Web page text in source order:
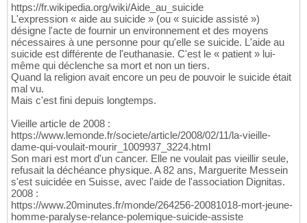
https://fr.wikipedia.org/wiki/Aide_au_suicide
L'expression « aide au suicide » (ou « suicide assisté »)
désigne l'acte de fournir un environnement et des moyens
nécessaires à une personne pour qu'elle se suicide. L'aide au
suicide est différente de l'euthanasie. C'est le « patient » lui-
même qui déclenche sa mort et non un tiers.
Quand la religion avait encore un peu de pouvoir le suicide était
mal vu.
Mais c'est fini depuis longtemps.
Vieille article de 2008 :
https://www.lemonde.fr/societe/article/2008/02/11/la-vieille-
dame-qui-voulait-mourir_1009937_3224.html
Son mari est mort d'un cancer. Elle ne voulait pas vieillir seule,
refusait la déchéance physique. A 82 ans, Marguerite Messein
s'est suicidée en Suisse, avec l'aide de l'association Dignitas.
2008 :
https://www.20minutes.fr/monde/264256-20081018-mort-jeune-
homme-paralyse-relance-polemique-suicide-assiste